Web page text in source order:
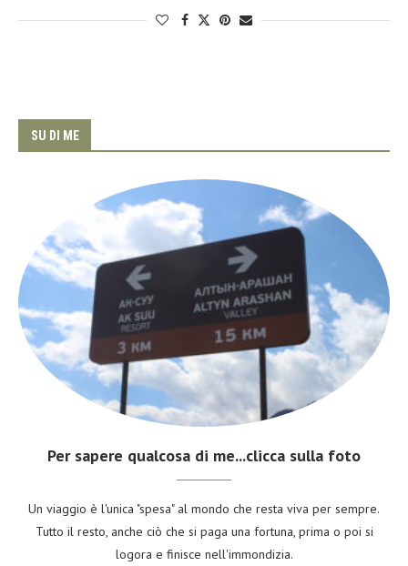
SU DI ME
Per sapere qualcosa di me...clicca sulla foto
Un viaggio è l'unica "spesa" al mondo che resta viva per sempre.
Tutto il resto, anche ciò che si paga una fortuna, prima o poi si
logora e finisce nell'immondizia.